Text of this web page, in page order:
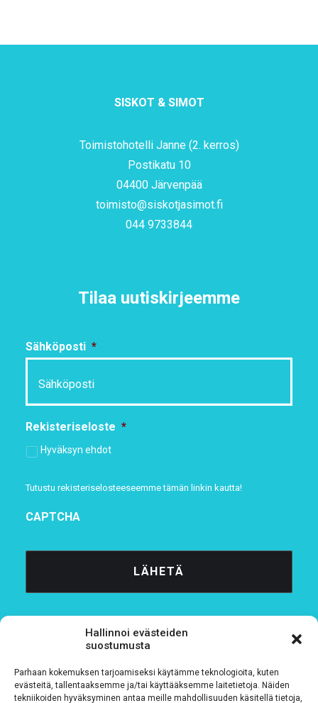
Hallinnoi evästeiden
suostumusta
Parhaan kokemuksen tarjoamiseksi käytämme teknologioita, kuten
evästeitä, tallentaaksemme ja/tai käyttääksemme laitetietoja. Näiden
tekniikoiden hyväksyminen antaa meille mahdollisuuden käsitellä tietoja,
SISKOT & SIMOT
Toimistohotelli Janne (2. kerros)
Postikatu 10
04400 Järvenpää
toimisto@siskotjasimot.fi
044 9733844
Tilaa uutiskirjeemme
Sähköposti *
Rekisteriseloste *
Hyväksyn ehdot
Tutustu rekisteriselosteeseemmetämän linkin kautta!
CAPTCHA
Tietosuojaseloste